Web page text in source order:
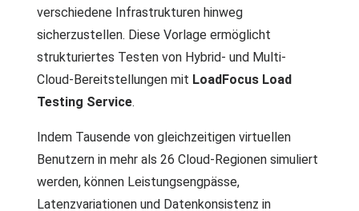
verschiedene Infrastrukturen hinweg
sicherzustellen. Diese Vorlage ermöglicht
strukturiertes Testen von Hybrid- und Multi-
Cloud-Bereitstellungen mit LoadFocus Load
Testing Service.
Indem Tausende von gleichzeitigen virtuellen
Benutzern in mehr als 26 Cloud-Regionen simuliert
werden, können Leistungsengpässe,
Latenzvariationen und Datenkonsistenz in